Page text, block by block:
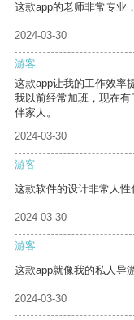
这款app的老师非常专业
2024-03-30
游客
这款app让我的工作效率
我以前经常加班，现在
伴家人。
2024-03-30
游客
这款软件的设计非常人性
2024-03-30
游客
这款app就像我的私人导
2024-03-30